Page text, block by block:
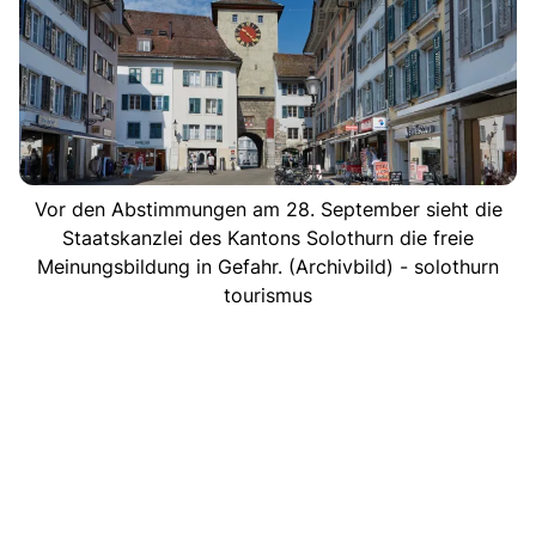
Vor den Abstimmungen am 28. September sieht die
Staatskanzlei des Kantons Solothurn die freie
Meinungsbildung in Gefahr. (Archivbild) - solothurn
tourismus